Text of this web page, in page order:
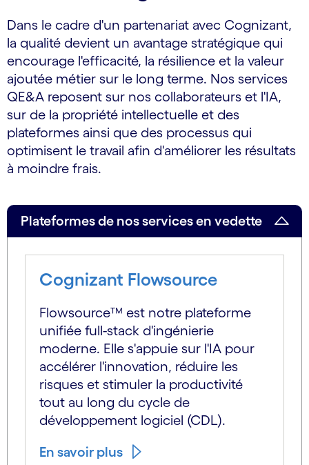
Dans le cadre d'un partenariat avec Cognizant,
la qualité devient un avantage stratégique qui
encourage l'efficacité, la résilience et la valeur
ajoutée métier sur le long terme. Nos services
QE&A reposent sur nos collaborateurs et l'IA,
sur de la propriété intellectuelle et des
plateformes ainsi que des processus qui
optimisent le travail afin d'améliorer les résultats
à moindre frais.
Plateformes de nos services en vedette
Cognizant Flowsource
Flowsource™ est notre plateforme
unifiée full-stack d'ingénierie
moderne. Elle s'appuie sur l'IA pour
accélérer l'innovation, réduire les
risques et stimuler la productivité
tout au long du cycle de
développement logiciel (CDL).
En savoir plus